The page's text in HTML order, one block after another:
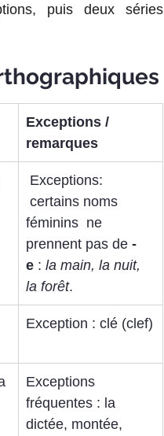
puis deux séries
Exceptions /
remarques
Exceptions:
certains noms
féminins ne
prennent pas de -
e : la main, la nuit,
la forêt.
Exception : clé (clef)
Exceptions
fréquentes : la
dictée, montée,